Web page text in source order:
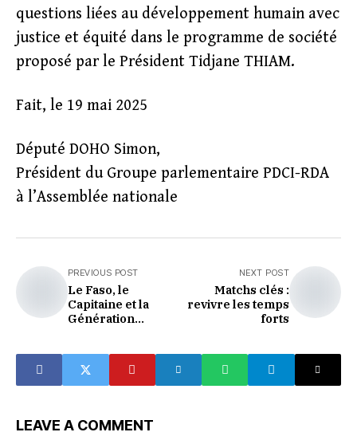
questions liées au développement humain avec
justice et équité dans le programme de société
proposé par le Président Tidjane THIAM.
Fait, le 19 mai 2025
Député DOHO Simon,
Président du Groupe parlementaire PDCI-RDA
à l’Assemblée nationale
PREVIOUS POST
Le Faso, le
Capitaine et la
Génération
NEXT POST
Matchs clés :
revivre les temps
forts
LEAVE A COMMENT